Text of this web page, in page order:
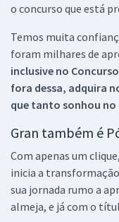
o concurso que está
Temos muita
foram milhares de
inclusive no Concurso
fora dessa, adquira
que tanto sonhou no
Gran também é
Com apenas um
inicia a
sua jornada rumo a
almeja, e já com o